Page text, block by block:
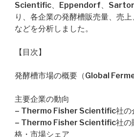
Scientific、Eppendorf、
り、各企業の発酵槽販売量、売
などを分析しました。
【目次】
発酵槽市場の概要（Global
主要企業の動向
– Thermo Fisher Scientific社の
– Thermo Fisher Scientific社の
格・市場シェア